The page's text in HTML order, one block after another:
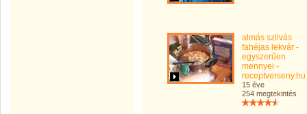
almás szilvás
fahéjas lekvár -
egyszerűen
mennyei -
receptverseny.hu
15 éve
254 megtekintés